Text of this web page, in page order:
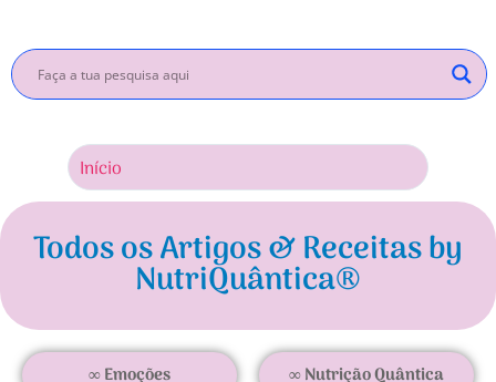
Início
Todos os Artigos & Receitas by
NutriQuântica®
∞ Emoções ∞ Nutrição Quântica